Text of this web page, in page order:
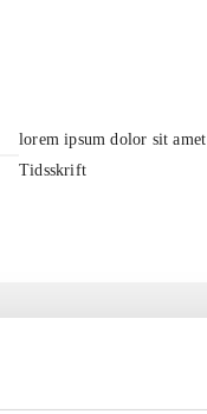
lorem ipsum dolor sit
Tidsskrift